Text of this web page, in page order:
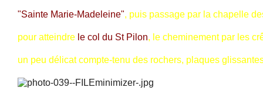
"Sainte Marie-Madeleine", puis passage par la chapelle
pour atteindre le col du St Pilon, le cheminement par les
un peu délicat compte-tenu des rochers, plaques